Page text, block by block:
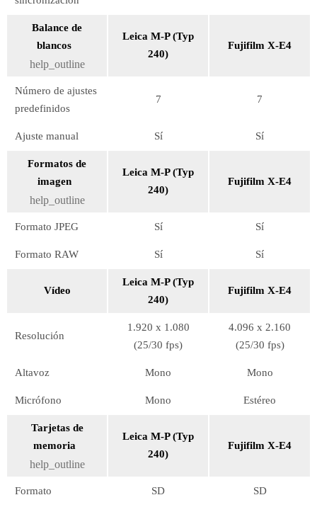
Balance de
blancos
help_outline
Leica M-P (Typ
240)
Fujifilm X-E4
Número de ajustes
predefinidos
7 7
Ajuste manual Sí Sí
Formatos de
imagen
help_outline
Leica M-P (Typ
240)
Fujifilm X-E4
Formato JPEG Sí Sí
Formato RAW Sí Sí
Vídeo
Leica M-P (Typ
240)
Fujifilm X-E4
Resolución
1.920 x 1.080
(25/30 fps)
4.096 x 2.160
(25/30 fps)
Altavoz Mono Mono
Micrófono Mono Estéreo
Tarjetas de
memoria
help_outline
Leica M-P (Typ
240)
Fujifilm X-E4
Formato SD SD